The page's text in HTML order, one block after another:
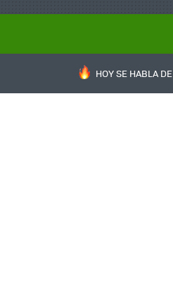
HOY SE HABLA DE